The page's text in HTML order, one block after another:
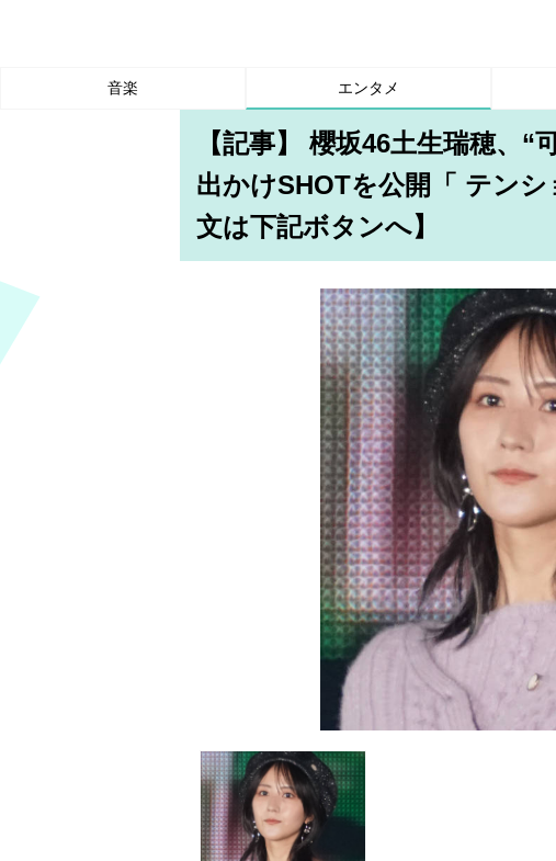
音楽 エンタメ
【記事】 櫻坂46土生瑞穂、
出かけSHOTを公開「 テン
文は下記ボタンへ】